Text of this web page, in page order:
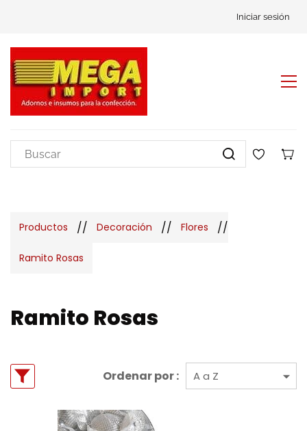
Iniciar sesión
Productos // Decoración // Flores //
Ramito Rosas
Ramito Rosas
Ordenar por :